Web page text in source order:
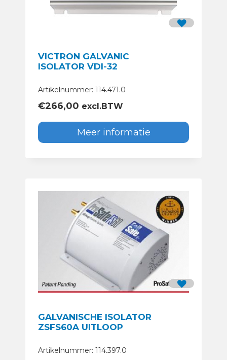
VICTRON GALVANIC
ISOLATOR VDI-32
Artikelnummer: 114.471.0
€266,00 excl.BTW
Meer informatie
GALVANISCHE ISOLATOR
ZSFS60A UITLOOP
Artikelnummer: 114.397.0